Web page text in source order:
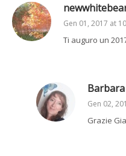
Gen 01, 2017 at
Ti auguro un
Gen 02,
Grazie